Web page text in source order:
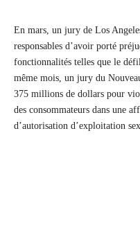
En mars, un jury de Los
responsables d’avoir porté
fonctionnalités telles que le
même mois, un jury du
375 millions de dollars pour
des consommateurs dans une
d’autorisation d’exploitation